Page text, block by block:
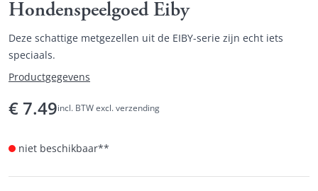
Hondenspeelgoed Eiby
Deze schattige metgezellen uit de EIBY-serie zijn echt iets
speciaals.
Productgegevens
€7.49incl. BTW excl. verzending
niet beschikbaar**